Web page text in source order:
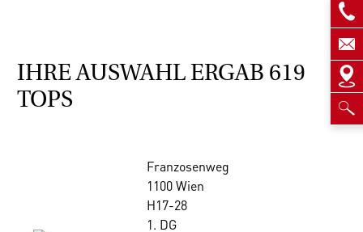
IHRE AUSWAHL ERGAB 619
TOPS
Franzosenweg
1100 Wien
H17-28
1. DG